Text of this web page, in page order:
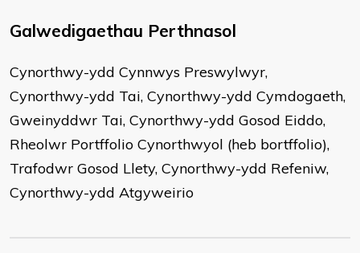
Galwedigaethau Perthnasol
Cynorthwy-ydd Cynnwys Preswylwyr,
Cynorthwy-ydd Tai, Cynorthwy-ydd Cymdogaeth,
Gweinyddwr Tai, Cynorthwy-ydd Gosod Eiddo,
Rheolwr Portffolio Cynorthwyol (heb bortffolio),
Trafodwr Gosod Llety, Cynorthwy-ydd Refeniw,
Cynorthwy-ydd Atgyweirio